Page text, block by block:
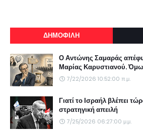
ΔΗΜΟΦΙΛΗ
Ο Αντώνης Σαμαράς
Μαρίας Καρυστιανού.
7/22/2026 10:52:00 π.μ.
Γιατί το Ισραήλ βλέπει
στρατηγική απειλή
7/25/2026 06:27:00 μ.μ.